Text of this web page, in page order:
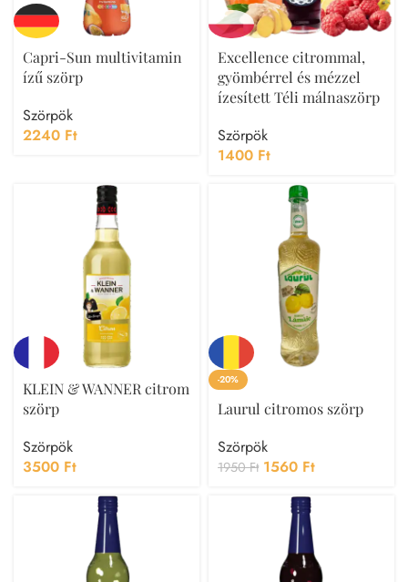
Capri-Sun multivitamin
ízű szörp
Szörpök
2240 Ft
Excellence citrommal,
gyömbérrel és mézzel
ízesített Téli málnaszörp
Szörpök
1400 Ft
KLEIN & WANNER citrom
szörp
Szörpök
3500 Ft
-20%
Laurul citromos szörp
Szörpök
1950Ft 1560 Ft